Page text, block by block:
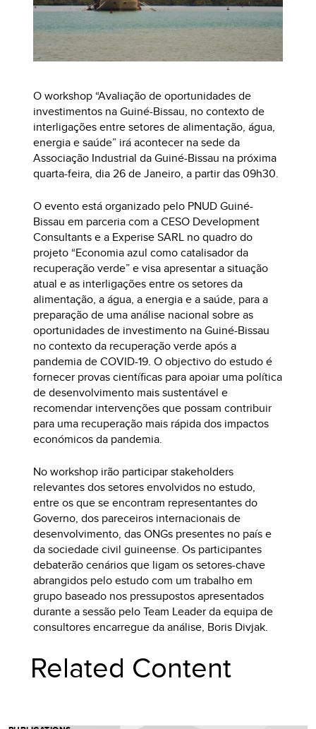
O workshop “Avaliação de oportunidades de
investimentos na Guiné-Bissau, no contexto de
interligações entre setores de alimentação, água,
energia e saúde” irá acontecer na sede da
Associação Industrial da Guiné-Bissau na próxima
quarta-feira, dia 26 de Janeiro, a partir das 09h30.
O evento está organizado pelo PNUD Guiné-
Bissau em parceria com a CESO Development
Consultants e a Experise SARL no quadro do
projeto “Economia azul como catalisador da
recuperação verde” e visa apresentar a situação
atual e as interligações entre os setores da
alimentação, a água, a energia e a saúde, para a
preparação de uma análise nacional sobre as
oportunidades de investimento na Guiné-Bissau
no contexto da recuperação verde após a
pandemia de COVID-19. O objectivo do estudo é
fornecer provas científicas para apoiar uma política
de desenvolvimento mais sustentável e
recomendar intervenções que possam contribuir
para uma recuperação mais rápida dos impactos
económicos da pandemia.
No workshop irão participar stakeholders
relevantes dos setores envolvidos no estudo,
entre os que se encontram representantes do
Governo, dos pareceiros internacionais de
desenvolvimento, das ONGs presentes no país e
da sociedade civil guineense. Os participantes
debaterão cenários que ligam os setores-chave
abrangidos pelo estudo com um trabalho em
grupo baseado nos pressupostos apresentados
durante a sessão pelo Team Leader da equipa de
consultores encarregue da análise, Boris Divjak.
Related Content